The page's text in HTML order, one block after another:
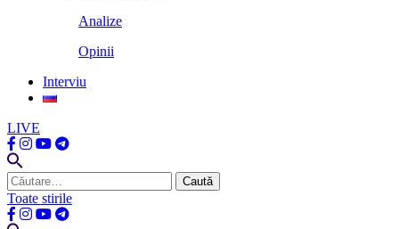
Analize
Opinii
Interviu
LIVE
Caută
după:
Toate stirile